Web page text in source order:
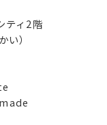
ティ2階
）